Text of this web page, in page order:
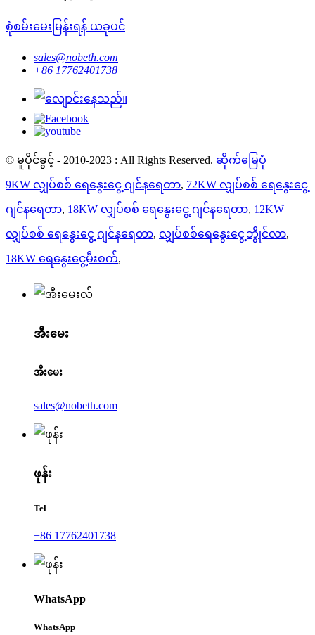
စုံစမ်းမေးမြန်းရန် ယခုပင်
sales@nobeth.com
+86 17762401738
© မူပိုင်ခွင့် - 2010-2023 : All Rights Reserved. ဆိုက်မြေပုံ
9KW လျှပ်စစ် ရေနွေးငွေ့ ဂျင်နရေတာ, 72KW လျှပ်စစ် ရေနွေးငွေ့
ဂျင်နရေတာ, 18KW လျှပ်စစ် ရေနွေးငွေ့ ဂျင်နရေတာ, 12KW
လျှပ်စစ် ရေနွေးငွေ့ ဂျင်နရေတာ, လျှပ်စစ်ရေနွေးငွေ့ဘွိုင်လာ,
18KW ရေနွေးငွေ့မီးစက်,
အီးမေး
အီးမေး
sales@nobeth.com
ဖုန်း
Tel
+86 17762401738
WhatsApp
WhatsApp